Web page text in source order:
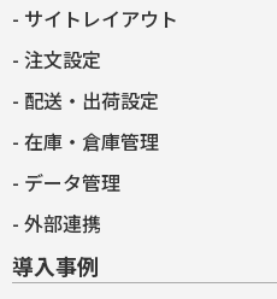
サイトレイアウト
注文設定
配送・出荷設定
在庫・倉庫管理
データ管理
外部連携
導入事例